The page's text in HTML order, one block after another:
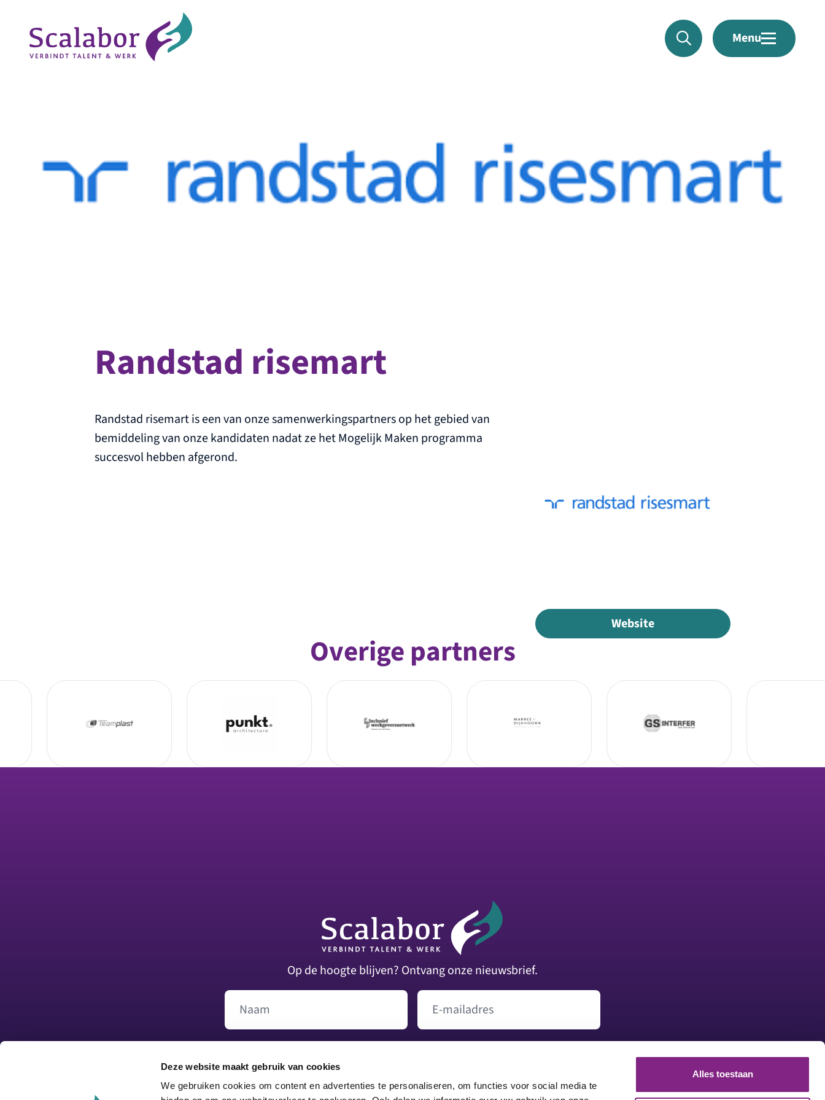
Deze website maakt gebruik van cookies
We gebruiken cookies om content en advertenties te personaliseren, om functies voor social media te
Alles toestaan
Menu
Randstad risemart
Randstad risemart is een van onze samenwerkingspartners op het gebied van
bemiddeling van onze kandidaten nadat ze het Mogelijk Maken programma
succesvol hebben afgerond.
Website
Overige partners
Op de hoogte blijven? Ontvang onze nieuwsbrief.
Naam E-mailadres
026 - 368 52 22 | info@scalabor.nl